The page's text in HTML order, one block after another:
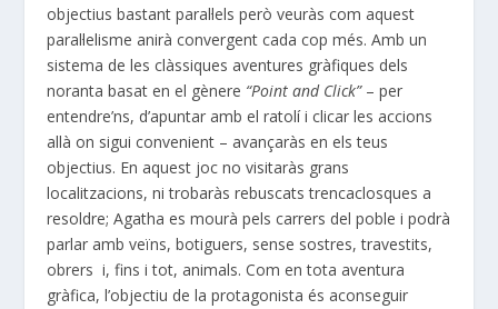
objectius bastant paral·lels però veuràs com aquest
paral·lelisme anirà convergent cada cop més. Amb un
sistema de les clàssiques aventures gràfiques dels
noranta basat en el gènere “Point and Click”– per
entendre’ns, d’apuntar amb el ratolí i clicar les accions
allà on sigui convenient – avançaràs en els teus
objectius. En aquest joc no visitaràs grans
localitzacions, ni trobaràs rebuscats trencaclosques a
resoldre; Agatha es mourà pels carrers del poble i podrà
parlar amb veïns, botiguers, sense sostres, travestits,
obrers i, fins i tot, animals. Com en tota aventura
gràfica, l’objectiu de la protagonista és aconseguir